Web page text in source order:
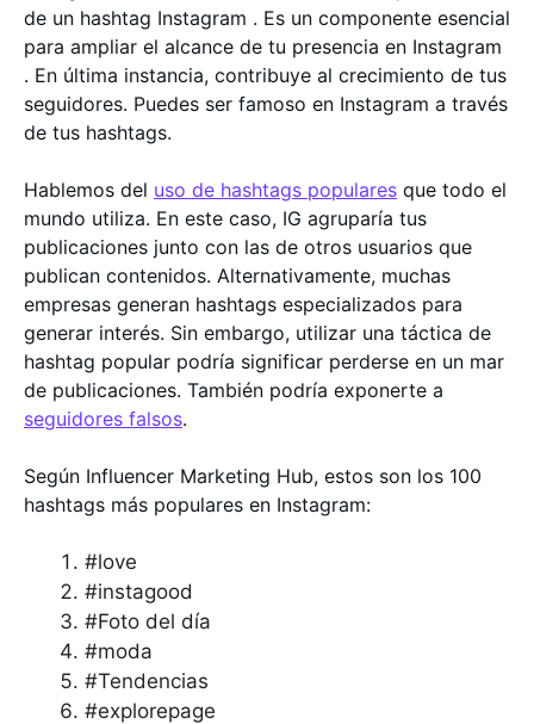
de un hashtag Instagram . Es un componente esencial
para ampliar el alcance de tu presencia en Instagram
. En última instancia, contribuye al crecimiento de tus
seguidores. Puedes ser famoso en Instagram a través
de tus hashtags.
Hablemos del uso de hashtags populares que todo el
mundo utiliza. En este caso, IG agruparía tus
publicaciones junto con las de otros usuarios que
publican contenidos. Alternativamente, muchas
empresas generan hashtags especializados para
generar interés. Sin embargo, utilizar una táctica de
hashtag popular podría significar perderse en un mar
de publicaciones. También podría exponerte a
seguidores falsos.
Según Influencer Marketing Hub, estos son los 100
hashtags más populares en Instagram:
#love
#instagood
#Foto del día
#moda
#Tendencias
#explorepage